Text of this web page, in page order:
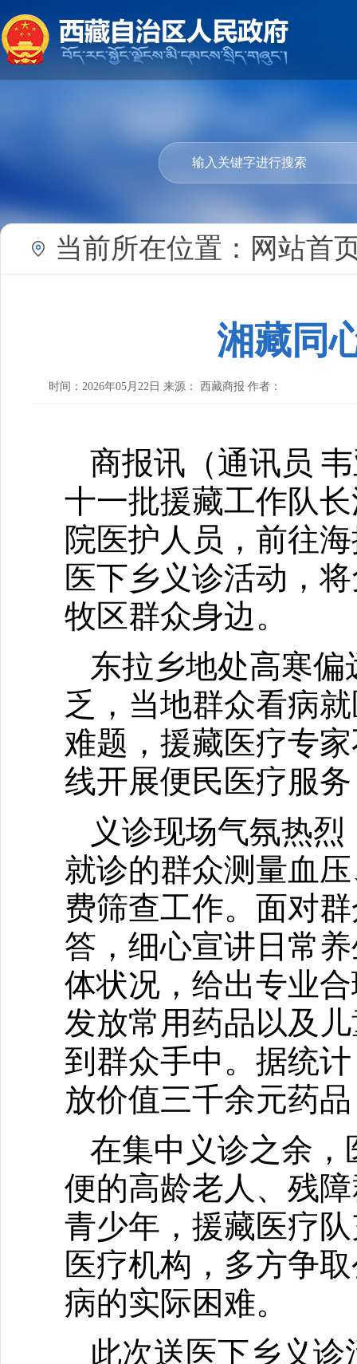
当前所在位置： 网站首
湘藏同
时间：2026年05月22日 来源： 西藏商报 作者：
商报讯（通讯员
十一批援藏工作队
院医护人员，前往
医下乡义诊活动，
牧区群众身边。
东拉乡地处高寒
乏，当地群众看病
难题，援藏医疗专
线开展便民医疗服
义诊现场气氛热
就诊的群众测量血
费筛查工作。面对
答，细心宣讲日常
体状况，给出专业
发放常用药品以及
到群众手中。据统
放价值三千余元药
在集中义诊之余
便的高龄老人、残
青少年，援藏医疗
医疗机构，多方争
病的实际困难。
此次送医下乡义